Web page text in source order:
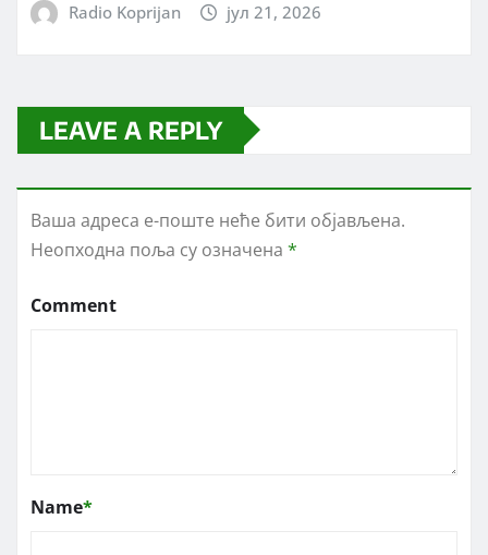
Radio Koprijan јул 21, 2026
LEAVE A REPLY
Ваша адреса е-поште неће бити објављена.
Неопходна поља су означена *
Comment
Name*